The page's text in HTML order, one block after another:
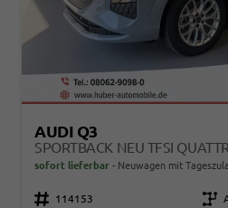
AUDI Q3
sofort lieferbar Neuwagen mit
Fahrzeugnr. 114153 Getriebe